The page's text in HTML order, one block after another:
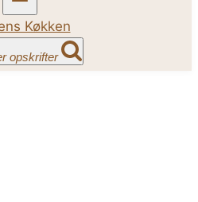
opskrifter